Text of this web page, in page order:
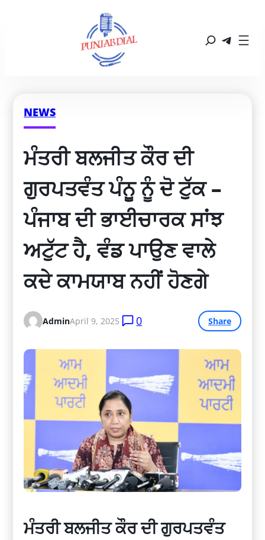
NEWS
ਮੰਤਰੀ ਬਲਜੀਤ ਕੌਰ ਦੀ
ਗੁਰਪਤਵੰਤ ਪੰਨੂ ਨੂੰ ਦੋ ਟੁੱਕ –
ਪੰਜਾਬ ਦੀ ਭਾਈਚਾਰਕ ਸਾਂਝ
ਅਟੁੱਟ ਹੈ, ਵੰਡ ਪਾਉਣ ਵਾਲੇ
ਕਦੇ ਕਾਮਯਾਬ ਨਹੀਂ ਹੋਣਗੇ
AdminApril 9, 2025 0 Share
ਮੰਤਰੀ ਬਲਜੀਤ ਕੌਰ ਦੀ ਗੁਰਪਤਵੰਤ